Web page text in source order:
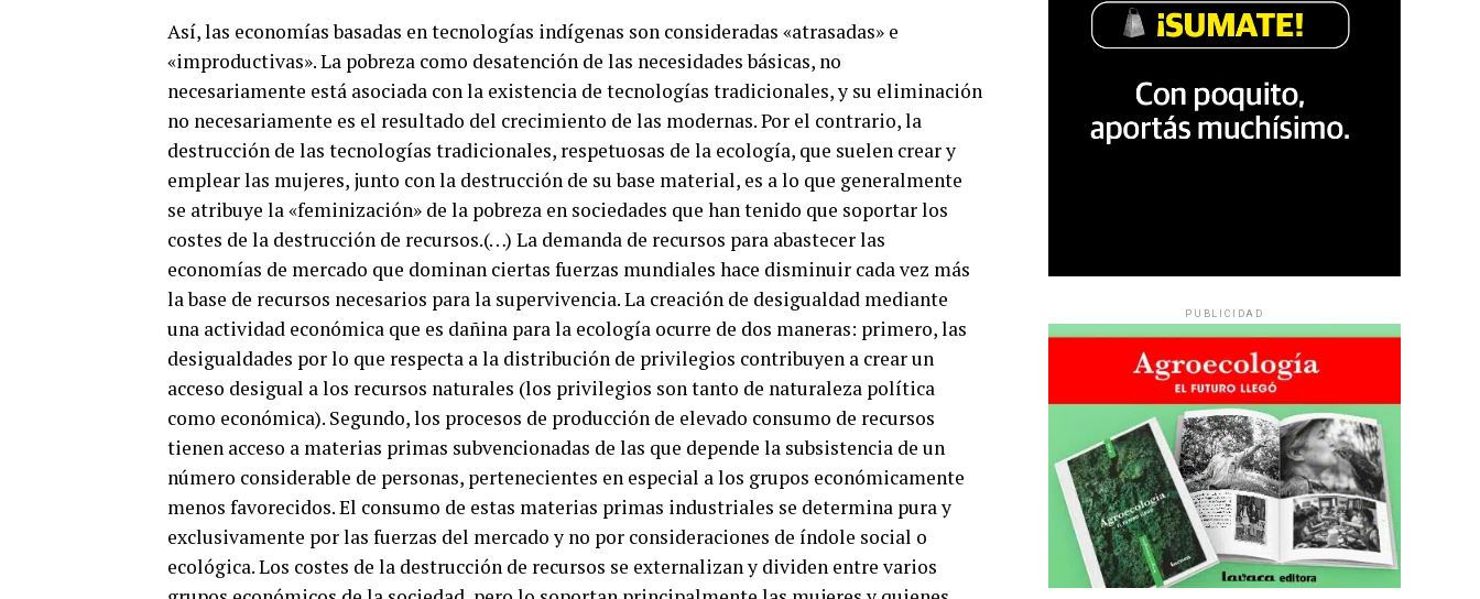
Así, las economías basadas en tecnologías indígenas son consideradas «atrasadas» e
«improductivas». La pobreza como desatención de las necesidades básicas, no
necesariamente está asociada con la existencia de tecnologías tradicionales, y su eliminación
no necesariamente es el resultado del crecimiento de las modernas. Por el contrario, la
destrucción de las tecnologías tradicionales, respetuosas de la ecología, que suelen crear y
emplear las mujeres, junto con la destrucción de su base material, es a lo que generalmente
se atribuye la «feminización» de la pobreza en sociedades que han tenido que soportar los
costes de la destrucción de recursos.(…) La demanda de recursos para abastecer las
economías de mercado que dominan ciertas fuerzas mundiales hace disminuir cada vez más
la base de recursos necesarios para la supervivencia. La creación de desigualdad mediante
una actividad económica que es dañina para la ecología ocurre de dos maneras: primero, las
desigualdades por lo que respecta a la distribución de privilegios contribuyen a crear un
acceso desigual a los recursos naturales (los privilegios son tanto de naturaleza política
como económica). Segundo, los procesos de producción de elevado consumo de recursos
tienen acceso a materias primas subvencionadas de las que depende la subsistencia de un
número considerable de personas, pertenecientes en especial a los grupos económicamente
menos favorecidos. El consumo de estas materias primas industriales se determina pura y
exclusivamente por las fuerzas del mercado y no por consideraciones de índole social o
ecológica. Los costes de la destrucción de recursos se externalizan y dividen entre varios
PUBLICIDAD